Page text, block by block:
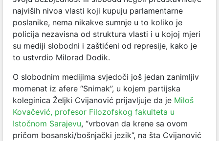
najviših nivoa vlasti koji kupuju parlamentarne
poslanike, nema nikakve sumnje u to koliko je
policija nezavisna od struktura vlasti i u kojoj mjeri
su mediji slobodni i zaštićeni od represije, kako je
to ustvrdio Milorad Dodik.
O slobodnim medijima svjedoči još jedan zanimljiv
momenat iz afere “Snimak”, u kojem partijska
koleginica Željki Cvijanović prijavljuje da je Miloš
Kovačević, profesor Filozofskog fakulteta u
Istočnom Sarajevu, “vrbovan da krene sa ovom
pričom bosanski/bošnjački jezik”, na šta Cvijanović